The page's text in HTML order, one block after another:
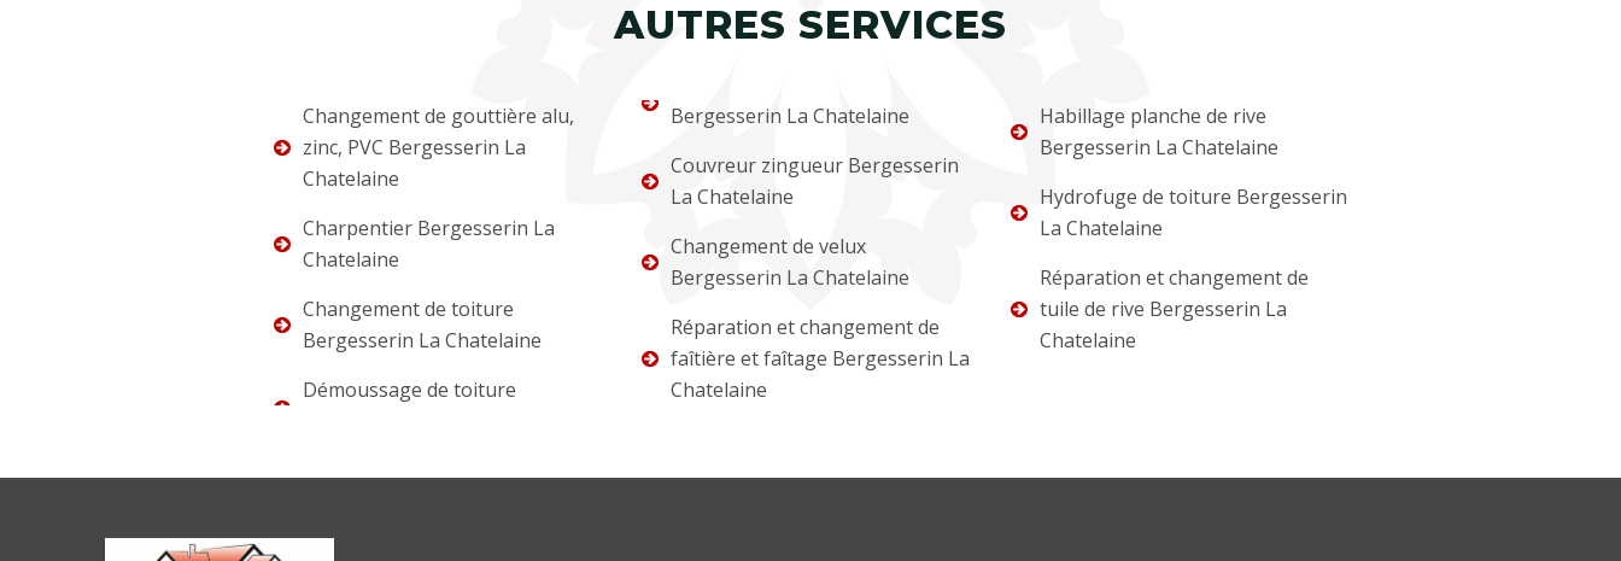
AUTRES SERVICES
Changement de gouttière alu,
zinc, PVC Bergesserin La
Chatelaine
Charpentier Bergesserin La
Chatelaine
Changement de toiture
Bergesserin La Chatelaine
Démoussage de toiture
Bergesserin La Chatelaine
Couvreur zingueur Bergesserin
La Chatelaine
Changement de velux
Bergesserin La Chatelaine
Réparation et changement de
faîtière et faîtage Bergesserin La
Chatelaine
Habillage planche de rive
Bergesserin La Chatelaine
Hydrofuge de toiture Bergesserin
La Chatelaine
Réparation et changement de
tuile de rive Bergesserin La
Chatelaine